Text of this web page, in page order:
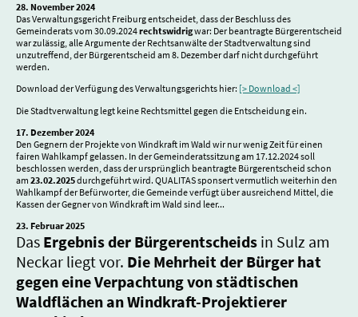
28. November 2024
Das Verwaltungsgericht Freiburg entscheidet, dass der Beschluss des
Gemeinderats vom 30.09.2024rechtswidrigwar: Der beantragte Bürgerentscheid
war zulässig, alle Argumente der Rechtsanwälte der Stadtverwaltung sind
unzutreffend, der Bürgerentscheid am 8. Dezember darf nicht durchgeführt
werden.
Download der Verfügung des Verwaltungsgerichts hier: [> Download <]
Die Stadtverwaltung legt keine Rechtsmittel gegen die Entscheidung ein.
17. Dezember 2024
Den Gegnern der Projekte von Windkraft im Wald wir nur wenig Zeit für einen
fairen Wahlkampf gelassen. In der Gemeinderatssitzung am 17.12.2024 soll
beschlossen werden, dass der ursprünglich beantragte Bürgerentscheid schon
am 23.02.2025durchgeführt wird. QUALITAS sponsert vermutlich weiterhin den
Wahlkampf der Befürworter, die Gemeinde verfügt über ausreichend Mittel, die
Kassen der Gegner von Windkraft im Wald sind leer...
23. Februar 2025
Das Ergebnis der Bürgerentscheids in Sulz am
Neckar liegt vor. Die Mehrheit der Bürger hat
gegen eine Verpachtung von städtischen
Waldflächen an Windkraft-Projektierer